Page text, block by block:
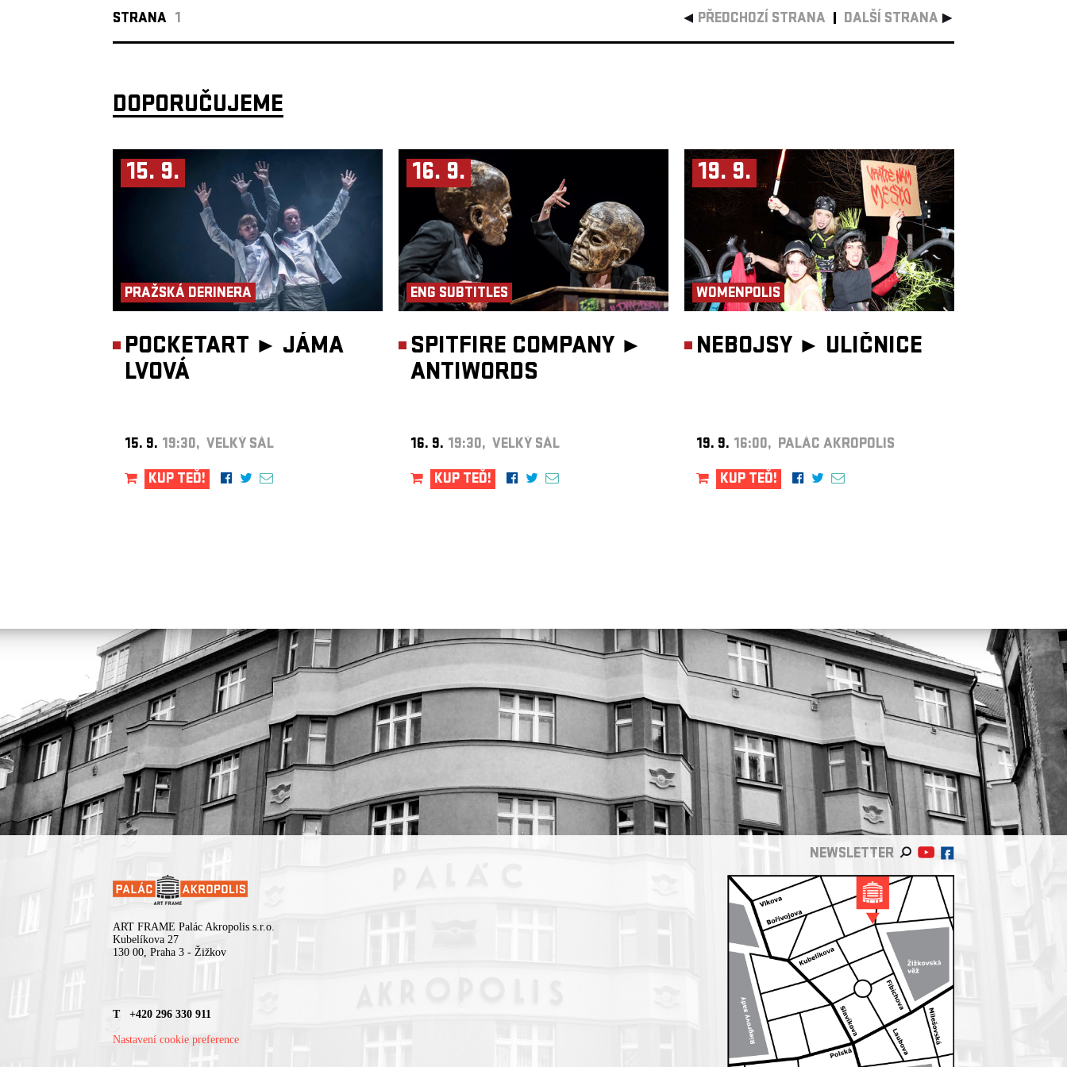
STRANA 1 PŘEDCHOZÍ STRANA DALŠÍ STRANA
DOPORUČUJEME
15. 9.
PRAŽSKÁ DERINERA
POCKETART ► JÁMA
LVOVÁ
15. 9. 19:30, VELKÝ SÁL
KUP TEĎ!
16. 9.
ENG SUBTITLES
SPITFIRE COMPANY ►
ANTIWORDS
16. 9. 19:30, VELKÝ SÁL
KUP TEĎ!
19. 9.
WOMENPOLIS
NEBOJSY ► ULIČNICE
19. 9. 16:00, PALÁC AKROPOLIS
KUP TEĎ!
NEWSLETTER
ART FRAME Palác Akropolis s.r.o.
Kubelíkova 27
130 00, Praha 3 - Žižkov
T +420 296 330 911
Nastavení cookie preference